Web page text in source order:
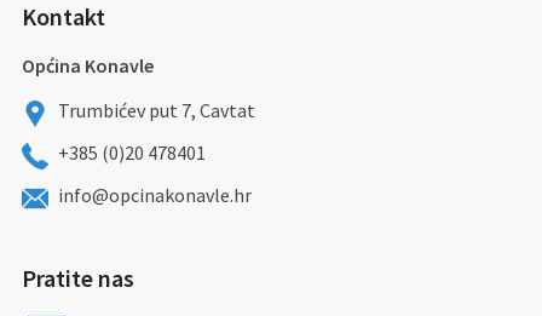
Kontakt
Općina Konavle
Trumbićev put 7, Cavtat
+385 (0)20 478401
info@opcinakonavle.hr
Pratite nas